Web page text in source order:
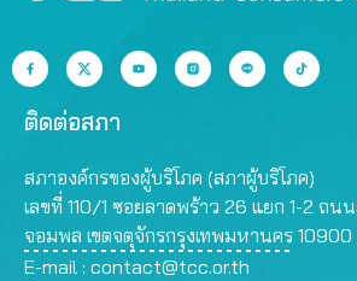
ติดต่อสภา
สภาองค์กรของผู้บริโภค (สภาผู้บริโภค)
เลขที่ 110/1 ซอยลาดพร้าว 26 แยก 1-2 ถน
จอมพล เขตจตุจักรกรุงเทพมหานคร 10900
E-mail : contact@tcc.or.th